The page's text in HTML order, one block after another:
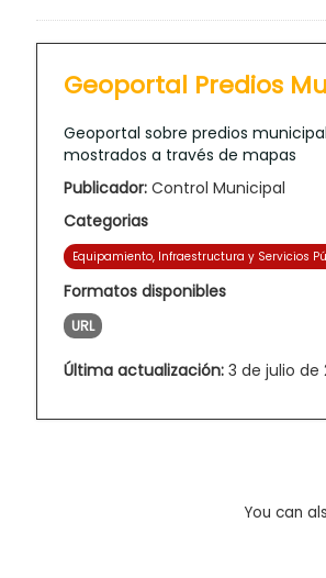
Geoportal Predios
Geoportal sobre predios
mostrados a través de mapas
Publicador: Control Municipal
Categorias
Equipamiento, Infraestructura y Servicios
Formatos disponibles
URL
Última actualización: 3 de julio de
You can